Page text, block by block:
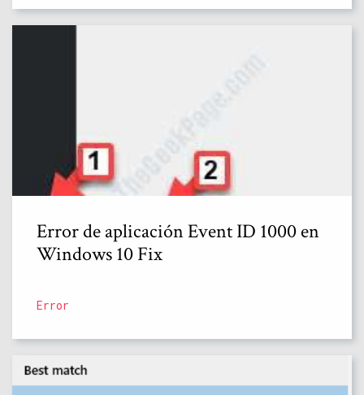
Error de aplicación Event ID 1000 en
Windows 10 Fix
Error